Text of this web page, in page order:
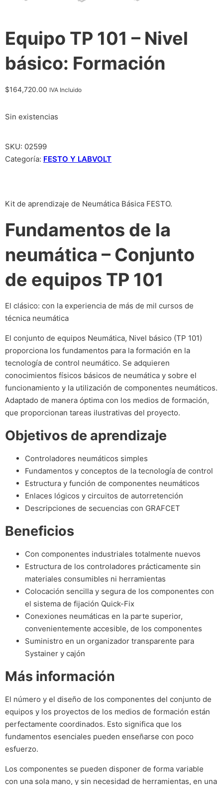
Equipo TP 101 – Nivel
básico: Formación
$164,720.00 IVA Incluido
Sin existencias
SKU: 02599
Categoría: FESTO Y LABVOLT
Kit de aprendizaje de Neumática Básica FESTO.
Fundamentos de la
neumática – Conjunto
de equipos TP 101
El clásico: con la experiencia de más de mil cursos de
técnica neumática
El conjunto de equipos Neumática, Nivel básico (TP 101)
proporciona los fundamentos para la formación en la
tecnología de control neumático. Se adquieren
conocimientos físicos básicos de neumática y sobre el
funcionamiento y la utilización de componentes neumáticos.
Adaptado de manera óptima con los medios de formación,
que proporcionan tareas ilustrativas del proyecto.
Objetivos de aprendizaje
Controladores neumáticos simples
Fundamentos y conceptos de la tecnología de control
Estructura y función de componentes neumáticos
Enlaces lógicos y circuitos de autorretención
Descripciones de secuencias con GRAFCET
Beneficios
Con componentes industriales totalmente nuevos
Estructura de los controladores prácticamente sin
materiales consumibles ni herramientas
Colocación sencilla y segura de los componentes con
el sistema de fijación Quick-Fix
Conexiones neumáticas en la parte superior,
convenientemente accesible, de los componentes
Suministro en un organizador transparente para
Systainer y cajón
Más información
El número y el diseño de los componentes del conjunto de
equipos y los proyectos de los medios de formación están
perfectamente coordinados. Esto significa que los
fundamentos esenciales pueden enseñarse con poco
esfuerzo.
Los componentes se pueden disponer de forma variable
con una sola mano, y sin necesidad de herramientas, en una